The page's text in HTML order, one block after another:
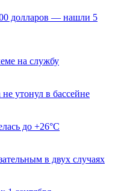
долларов — нашли 5
на службу
утонул в бассейне
до +26°C
в двух случаях